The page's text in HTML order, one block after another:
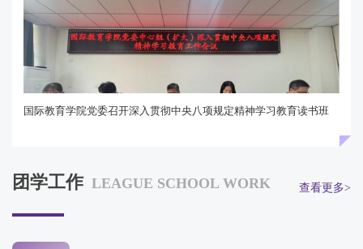
国际教育学院党委召开深入贯彻中央八项规定精神学习教育读书班
团学工作 LEAGUE SCHOOL WORK 查看更多>